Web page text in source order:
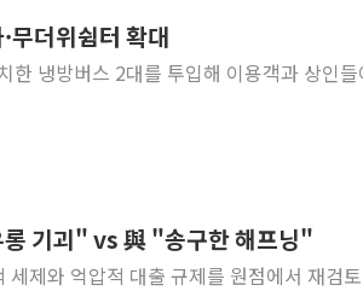
홈플러스發 대형마트 판매,
윤준병·이해민 의원, '정부 특
'호우·산사태 주의보' 울진 시
여야, 황희 '버스 하우스' 공
무더위쉼터 확대
한 냉방버스 2대를 투입해 이용객과 상인들
기괴" vs 與 "송구한 해프닝"
제와 억압적 대출 규제를 원점에서 재검토